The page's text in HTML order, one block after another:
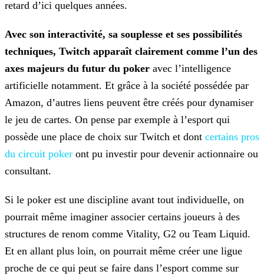
retard d’ici quelques années.
Avec son interactivité, sa souplesse et ses possibilités
techniques, Twitch apparaît clairement comme l’un des
axes majeurs du futur du poker avec l’intelligence
artificielle notamment. Et grâce à la société possédée par
Amazon, d’autres liens peuvent être créés pour dynamiser
le jeu de cartes. On pense par exemple à l’esport qui
possède une place de choix sur Twitch et dont certains pros
du circuit poker ont pu investir pour devenir actionnaire ou
consultant.
Si le poker est une discipline avant tout individuelle, on
pourrait même imaginer associer certains joueurs à des
structures de renom comme Vitality, G2 ou Team Liquid.
Et en allant plus loin, on pourrait même créer une ligue
proche de ce qui peut se faire dans l’esport comme sur